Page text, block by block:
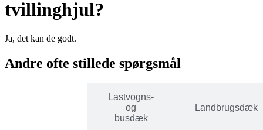
tvillinghjul?
Ja, det kan de godt.
Andre ofte stillede spørgsmål
Lastvogns-
og
busdæk
Landbrugsdæk